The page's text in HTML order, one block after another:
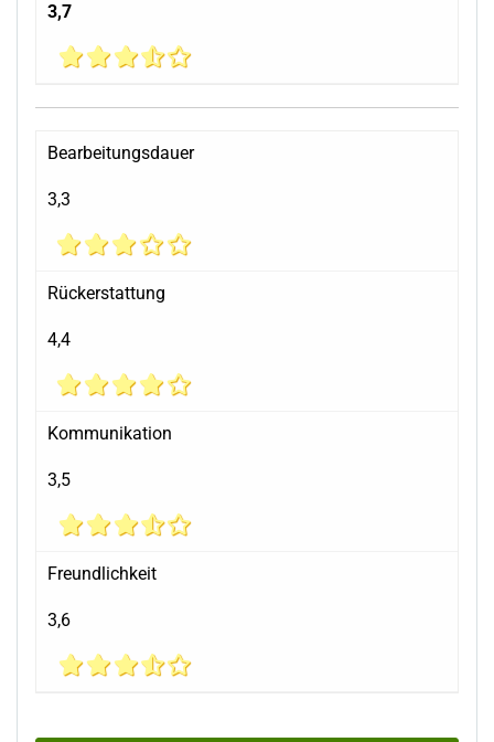
3,7
Bearbeitungsdauer
3,3
Rückerstattung
4,4
Kommunikation
3,5
Freundlichkeit
3,6